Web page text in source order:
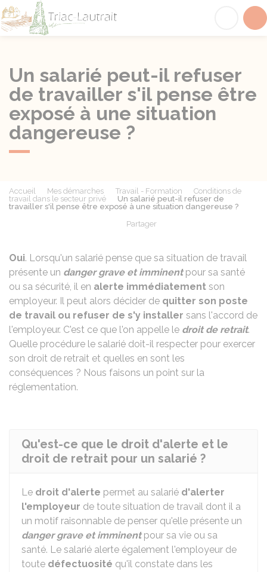
Un salarié peut-il refuser
de travailler s'il pense être
exposé à une situation
dangereuse ?
Accueil Mes démarches Travail - Formation
Conditions de
travail dans le secteur privé
Un salarié peut-il refuser de
travailler s'il pense être exposé à une situation dangereuse ?
Partager
Oui. Lorsqu'un salarié pense que sa situation de travail
présente un danger grave et imminentpour sa santé
ou sa sécurité, il en alerte immédiatement son
employeur. Il peut alors décider de quitter son poste
de travail ou refuser de s'y installer sans l'accord de
l'employeur. C'est ce que l'on appelle le droit de retrait.
Quelle procédure le salarié doit-il respecter pour exercer
son droit de retrait et quelles en sont les
conséquences ? Nous faisons un point sur la
réglementation.
Qu'est-ce que le droit d'alerte et le
droit de retrait pour un salarié ?
Le droit d'alerte permet au salarié d'alerter
l'employeur de toute situation de travail dont il a
un motif raisonnable de penser qu'elle présente un
danger grave et imminent pour sa vie ou sa
santé. Le salarié alerte également l'employeur de
toute défectuosité qu'il constate dans les